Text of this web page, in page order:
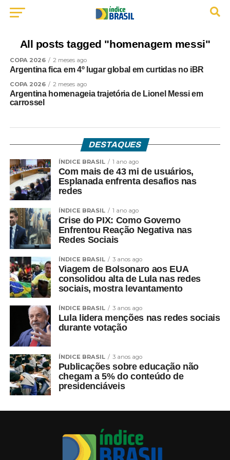
All posts tagged "homenagem messi"
COPA 2026 2 meses ago
Argentina fica em 4º lugar global em curtidas no iBR
COPA 2026 2 meses ago
Argentina homenageia trajetória de Lionel Messi em
carrossel
DESTAQUES
ÍNDICE BRASIL 1 ano ago
Com mais de 43 mi de usuários,
Esplanada enfrenta desafios nas
redes
ÍNDICE BRASIL 1 ano ago
Crise do PIX: Como Governo
Enfrentou Reação Negativa nas
Redes Sociais
ÍNDICE BRASIL 3 anos ago
Viagem de Bolsonaro aos EUA
consolidou alta de Lula nas redes
sociais, mostra levantamento
ÍNDICE BRASIL 3 anos ago
Lula lidera menções nas redes sociais
durante votação
ÍNDICE BRASIL 3 anos ago
Publicações sobre educação não
chegam a 5% do conteúdo de
presidenciáveis